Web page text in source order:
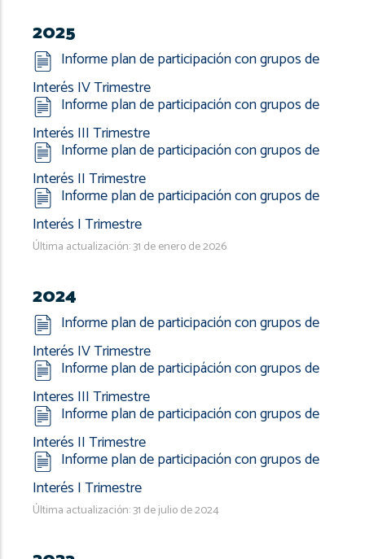
2025
Informe plan de participación con grupos de
Interés IV Trimestre
Informe plan de participación con grupos de
Interés III Trimestre
Informe plan de participación con grupos de
Interés II Trimestre
Informe plan de participación con grupos de
Interés I Trimestre
Última actualización: 31 de enero de 2026
2024
Informe plan de participación con grupos de
Interés IV Trimestre
Informe plan de participáción con grupos de
Interes III Trimestre
Informe plan de participación con grupos de
Interés II Trimestre
Informe plan de participación con grupos de
Interés I Trimestre
Última actualización: 31 de julio de 2024